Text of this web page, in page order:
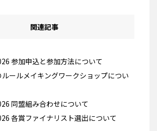
関連記事
参加申込と参加方法について
ールメイキングワークショップについ
同盟組み合わせについて
各賞ファイナリスト選出について